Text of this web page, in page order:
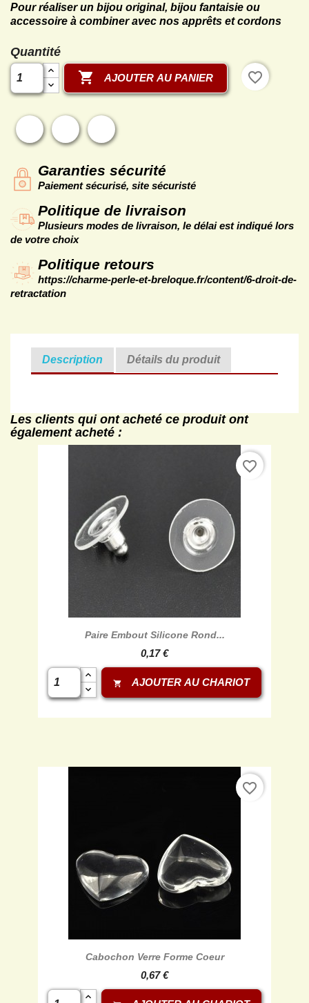
Pour réaliser un bijou original, bijou fantaisie ou
accessoire à combiner avec nos apprêts et cordons
Quantité
 AJOUTER AU PANIER favorite_border
PartagerTweet Pinterest
Garanties sécurité
Paiement sécurisé, site sécuristé
Politique de livraison
Plusieurs modes de livraison, le délai est indiqué lors
de votre choix
Politique retours
https://charme-perle-et-breloque.fr/content/6-droit-de-
retractation
Description Détails du produit
Les clients qui ont acheté ce produit ont
également acheté :
Paire Embout Silicone Rond...
0,17 €
shopping_cart AJOUTER AU CHARIOT
favorite_border
Cabochon Verre Forme Coeur
0,67 €
favorite_border